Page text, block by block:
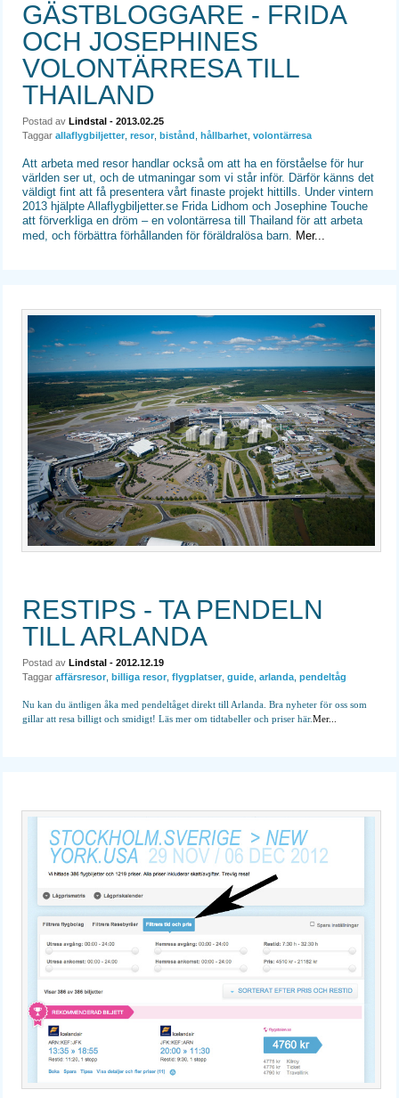
GÄSTBLOGGARE - FRIDA
OCH JOSEPHINES
VOLONTÄRRESA TILL
THAILAND
Postad avLindstal - 2013.02.25
Taggar allaflygbiljetter ,resor ,bistånd ,hållbarhet ,volontärresa
Att arbeta med resor handlar också om att ha en förståelse för hur
världen ser ut, och de utmaningar som vi står inför. Därför känns det
väldigt fint att få presentera vårt finaste projekt hittills. Under vintern
2013 hjälpte Allaflygbiljetter.se Frida Lidhom och Josephine Touche
att förverkliga en dröm – en volontärresa till Thailand för att arbeta
med, och förbättra förhållanden för föräldralösa barn.
Mer...
RESTIPS - TA PENDELN
TILL ARLANDA
Postad avLindstal - 2012.12.19
Taggar affärsresor ,billiga resor ,flygplatser ,guide ,arlanda ,pendeltåg
Nu kan du äntligen åka med pendeltåget direkt till Arlanda. Bra nyheter för oss som
gillar att resa billigt och smidigt! Läs mer om tidtabeller och priser här.Mer...